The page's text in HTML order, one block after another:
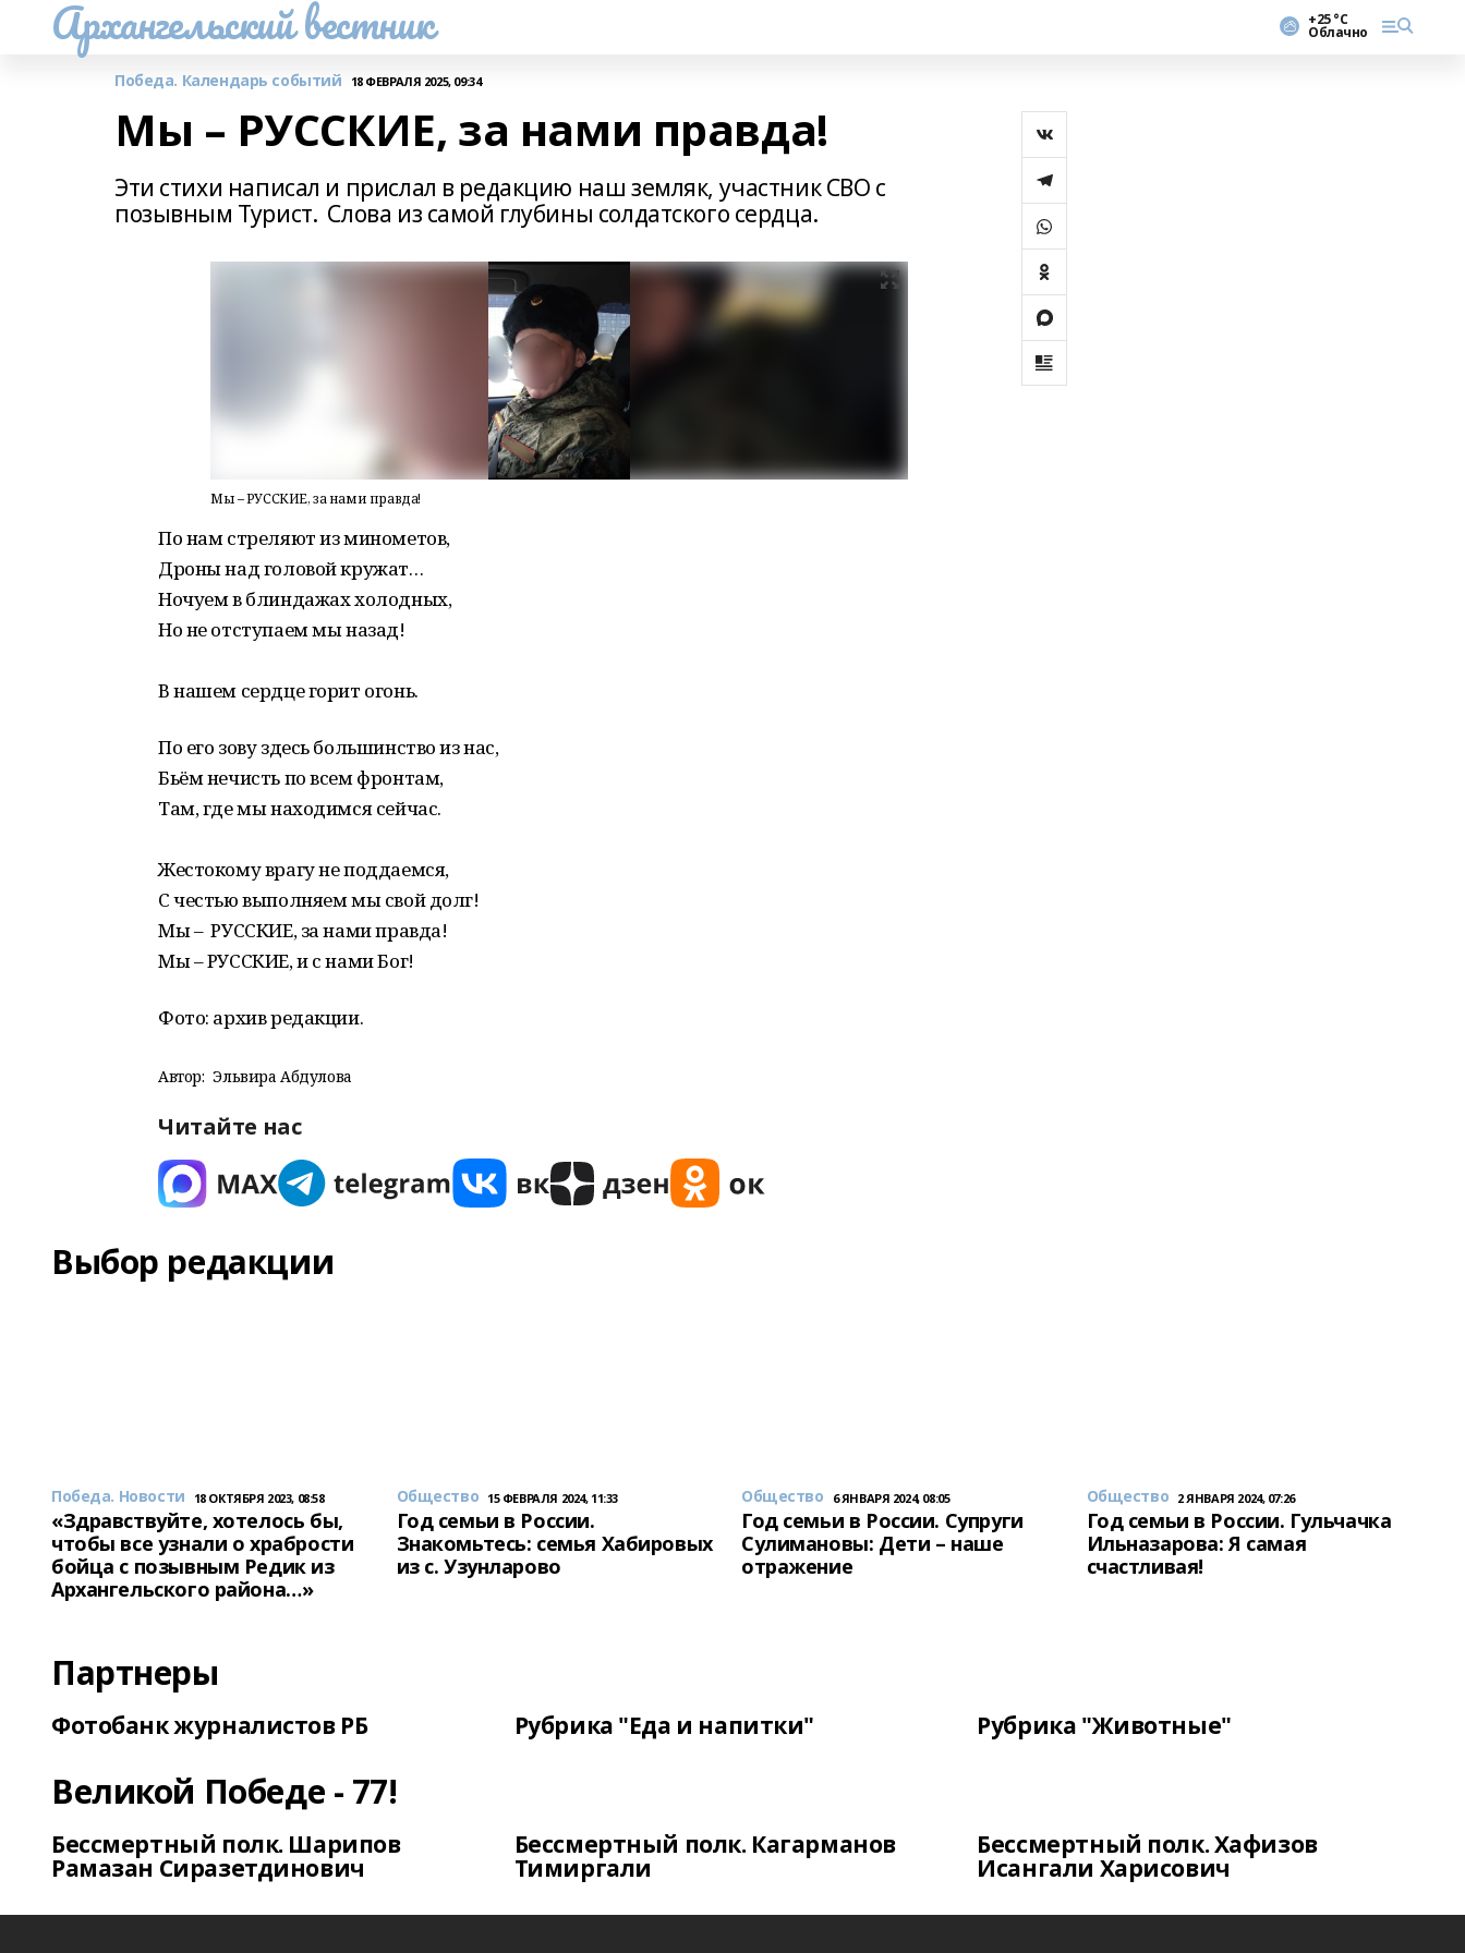
Архангельский вестник +25 °С
Облачно
Победа. Календарь событий 18 ФЕВРАЛЯ 2025, 09:34
Мы – РУССКИЕ, за нами правда!
Эти стихи написал и прислал в редакцию наш земляк, участник СВО с
позывным Турист. Слова из самой глубины солдатского сердца.
Мы – РУССКИЕ, за нами правда!
По нам стреляют из минометов,
Дроны над головой кружат…
Ночуем в блиндажах холодных,
Но не отступаем мы назад!
В нашем сердце горит огонь.
По его зову здесь большинство из нас,
Бьём нечисть по всем фронтам,
Там, где мы находимся сейчас.
Жестокому врагу не поддаемся,
С честью выполняем мы свой долг!
Мы – РУССКИЕ, за нами правда!
Мы – РУССКИЕ, и с нами Бог!
Фото: архив редакции.
Автор: Эльвира Абдулова
Читайте нас
Выбор редакции
Победа. Новости 18 ОКТЯБРЯ 2023, 08:58
«Здравствуйте, хотелось бы,
чтобы все узнали о храбрости
бойца с позывным Редик из
Архангельского района…»
Общество 15 ФЕВРАЛЯ 2024, 11:33
Год семьи в России.
Знакомьтесь: семья Хабировых
из с. Узунларово
Общество 6 ЯНВАРЯ 2024, 08:05
Год семьи в России. Супруги
Сулимановы: Дети – наше
отражение
Общество 2 ЯНВАРЯ 2024, 07:26
Год семьи в России. Гульчачка
Ильназарова: Я самая
счастливая!
Партнеры
Фотобанк журналистов РБ Рубрика "Еда и напитки" Рубрика "Животные"
Великой Победе - 77!
Бессмертный полк. Шарипов
Рамазан Сиразетдинович
Бессмертный полк. Кагарманов
Тимиргали
Бессмертный полк. Хафизов
Исангали Харисович